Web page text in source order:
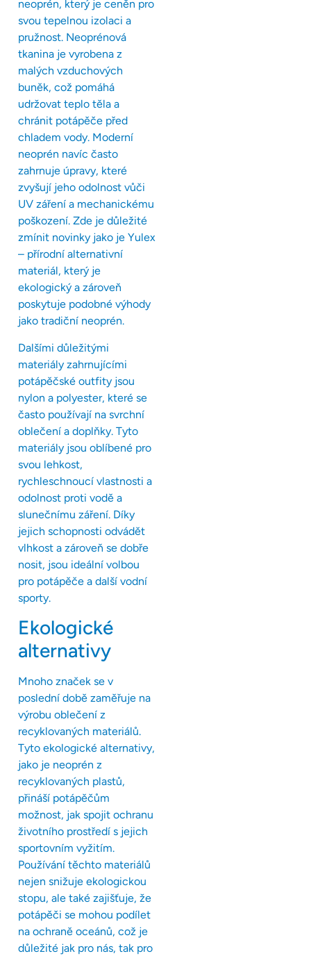
neoprén, který je ceněn pro
svou tepelnou izolaci a
pružnost. Neoprénová
tkanina je vyrobena z
malých vzduchových
buněk, což pomáhá
udržovat teplo těla a
chránit potápěče před
chladem vody. Moderní
neoprén navíc často
zahrnuje úpravy, které
zvyšují jeho odolnost vůči
UV záření a mechanickému
poškození. Zde je důležité
zmínit novinky jako je Yulex
– přírodní alternativní
materiál, který je
ekologický a zároveň
poskytuje podobné výhody
jako tradiční neoprén.
Dalšími důležitými
materiály zahrnujícími
potápěčské outfity jsou
nylon a polyester, které se
často používají na svrchní
oblečení a doplňky. Tyto
materiály jsou oblíbené pro
svou lehkost,
rychleschnoucí vlastnosti a
odolnost proti vodě a
slunečnímu záření. Díky
jejich schopnosti odvádět
vlhkost a zároveň se dobře
nosit, jsou ideální volbou
pro potápěče a další vodní
sporty.
Ekologické
alternativy
Mnoho značek se v
poslední době zaměřuje na
výrobu oblečení z
recyklovaných materiálů.
Tyto ekologické alternativy,
jako je neoprén z
recyklovaných plastů,
přináší potápěčům
možnost, jak spojit ochranu
životního prostředí s jejich
sportovním vyžitím.
Používání těchto materiálů
nejen snižuje ekologickou
stopu, ale také zajišťuje, že
potápěči se mohou podílet
na ochraně oceánů, což je
důležité jak pro nás, tak pro